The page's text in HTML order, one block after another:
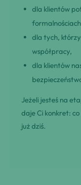
dla klientów
dla tych,
współpracy,
dla klientów
Jeżeli jesteś na
daje Ci konkret:
już dziś.